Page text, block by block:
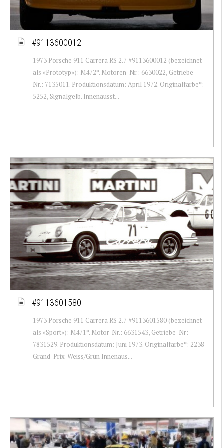
#9113600012
1973 Porsche 911 Carrera RS 2.7 #9113600012 (bezeichnet
als «Prototyp»): M472*. Motoren-Nr.: 6630022, Getriebe-
Nr.: 7135011. Produktionsdatum: April 1972. Originalfarbe*:
5252, Signalgelb. Innenausst...
#9113601580
1973 Porsche 911 Carrera RS 2.7 #9113601580 (bezeichnet
als «Sport»): M471*. Motor-Nr.: 6631543, Getriebe-Nr:
7831529. Produktionsdatum: Juni 1973. Originalfarbe*: 2238
Grand-Prix-Weiss/Grün Innenaus...